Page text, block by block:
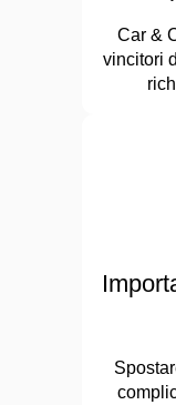
Car &
vincitori